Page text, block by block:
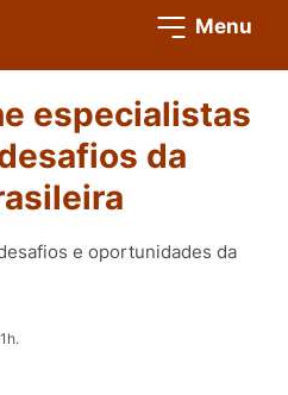
Menu
especialistas
da
e oportunidades da